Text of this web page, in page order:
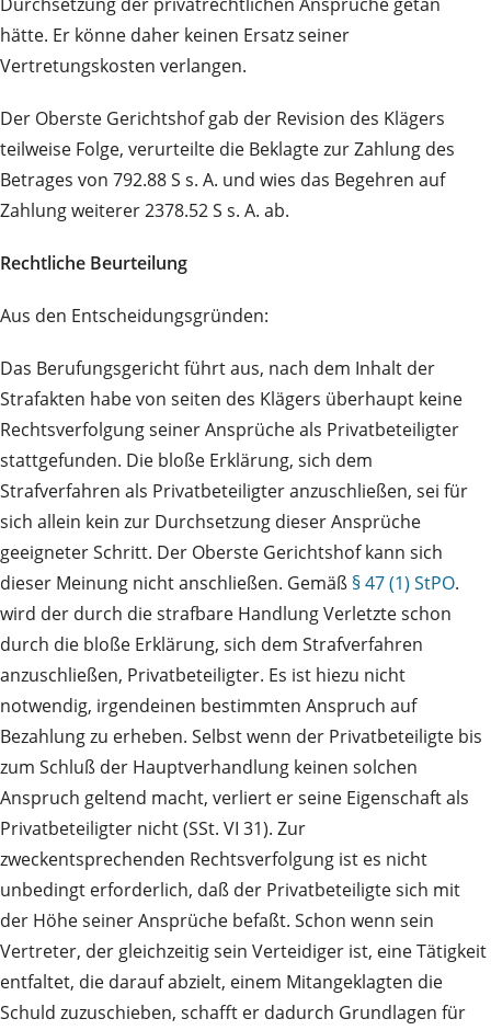
hätte. Er könne daher keinen Ersatz seiner
Vertretungskosten verlangen.
Der Oberste Gerichtshof gab der Revision des Klägers
teilweise Folge, verurteilte die Beklagte zur Zahlung des
Betrages von 792.88 S s. A. und wies das Begehren auf
Zahlung weiterer 2378.52 S s. A. ab.
Rechtliche Beurteilung
Aus den Entscheidungsgründen:
Das Berufungsgericht führt aus, nach dem Inhalt der
Strafakten habe von seiten des Klägers überhaupt keine
Rechtsverfolgung seiner Ansprüche als Privatbeteiligter
stattgefunden. Die bloße Erklärung, sich dem
Strafverfahren als Privatbeteiligter anzuschließen, sei für
sich allein kein zur Durchsetzung dieser Ansprüche
geeigneter Schritt. Der Oberste Gerichtshof kann sich
dieser Meinung nicht anschließen. Gemäß § 47 (1) StPO.
wird der durch die strafbare Handlung Verletzte schon
durch die bloße Erklärung, sich dem Strafverfahren
anzuschließen, Privatbeteiligter. Es ist hiezu nicht
notwendig, irgendeinen bestimmten Anspruch auf
Bezahlung zu erheben. Selbst wenn der Privatbeteiligte bis
zum Schluß der Hauptverhandlung keinen solchen
Anspruch geltend macht, verliert er seine Eigenschaft als
Privatbeteiligter nicht (SSt. VI 31). Zur
zweckentsprechenden Rechtsverfolgung ist es nicht
unbedingt erforderlich, daß der Privatbeteiligte sich mit
der Höhe seiner Ansprüche befaßt. Schon wenn sein
Vertreter, der gleichzeitig sein Verteidiger ist, eine Tätigkeit
entfaltet, die darauf abzielt, einem Mitangeklagten die
Schuld zuzuschieben, schafft er dadurch Grundlagen für